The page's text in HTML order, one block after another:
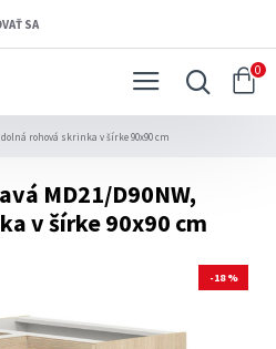
SA
0
dolná rohová skrinka v šírke 90x90 cm
MD21/D90NW,
v šírke 90x90 cm
-18 %